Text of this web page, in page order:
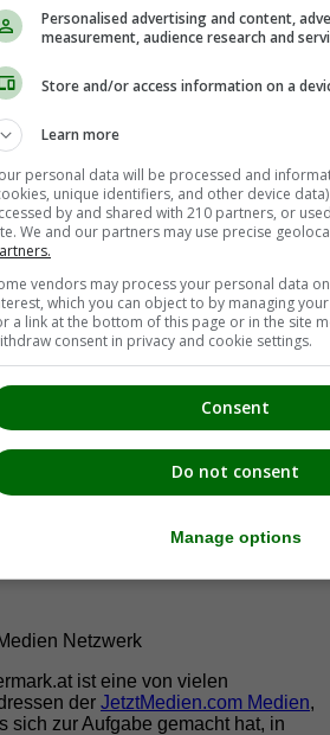
Netzwerk
ist eine von vielen
der JetztMedien.com Medien,
sich zur Aufgabe gemacht hat, in
Personalised advertising and content,
measurement, audience research and
Store and/or access information on a
Learn more
personal data will be processed and
unique identifiers, and other device
by and shared with 210 partners, or
We and our partners may use precise
vendors may process your personal data
which you can object to by managing
a link at the bottom of this page or in the site
consent in privacy and cookie settings.
Consent
Do not consent
Manage options